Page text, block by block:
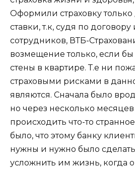
Оформили страховку
ставки, т.к, судя по договору
сотрудников, ВТБ-
возмещение только, если
стены в квартире. Т.е ни
страховыми рисками в
являются. Сначала было
но через несколько
происходить что-то
было, что этому банку
нужны и нужно было сделать
усложнить им жизнь, когда